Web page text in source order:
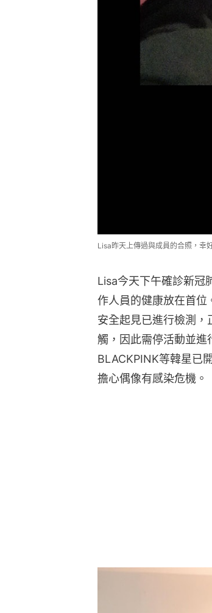
Lisa昨天上傳過與成員的合照，幸
Lisa今天下午確診新冠
作人員的健康放在首位
安全起見已進行檢測
觸，因此需停活動並進
BLACKPINK等韓星已
擔心偶像有感染危機。